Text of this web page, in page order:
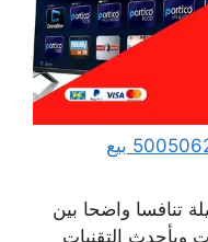
بيع تلفزيونات شاشات الكويت 50050623 بيع
تنافسا واضحا بين
وبأحدث التقنيات